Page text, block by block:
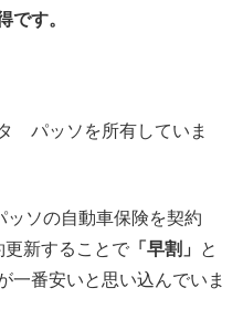
です。
パッソを所有していま
ッソの自動車保険を契約
更新することで 「早割」
と
一番安いと思い込んでいま